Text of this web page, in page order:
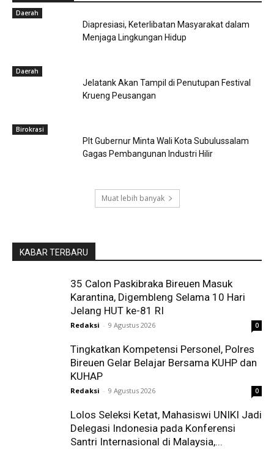
Daerah
Diapresiasi, Keterlibatan Masyarakat dalam
Menjaga Lingkungan Hidup
Daerah
Jelatank Akan Tampil di Penutupan Festival
Krueng Peusangan
Birokrasi
Plt Gubernur Minta Wali Kota Subulussalam
Gagas Pembangunan Industri Hilir
Muat lebih banyak
KABAR TERBARU
35 Calon Paskibraka Bireuen Masuk
Karantina, Digembleng Selama 10 Hari
Jelang HUT ke-81 RI
Redaksi - 9 Agustus 2026 0
Tingkatkan Kompetensi Personel, Polres
Bireuen Gelar Belajar Bersama KUHP dan
KUHAP
Redaksi - 9 Agustus 2026 0
Lolos Seleksi Ketat, Mahasiswi UNIKI Jadi
Delegasi Indonesia pada Konferensi
Santri Internasional di Malaysia,...